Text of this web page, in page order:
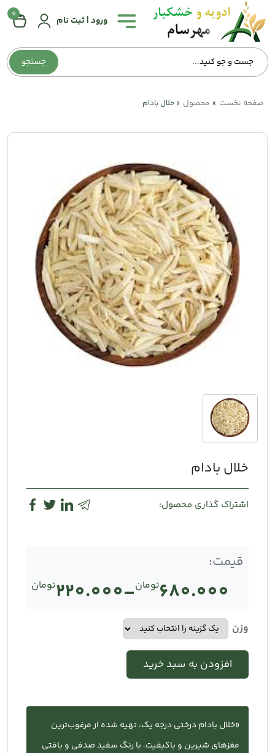
جستجو
ورود | ثبت نام
0
همه
دسته‌بندی‌ها
صفحه
اصلی
صفحه نخست » محصول » خلال بادام
خلال بادام
اشتراک گذاری محصول:
قیمت:
تومان680.000
– تومان220.000
تومان680.000
وزن
افزودن به سبد خرید
«خلال بادام درختی درجه یک، تهیه شده از مرغوب‌ترین
مغزهای شیرین و باکیفیت، با رنگ سفید صدفی و بافتی